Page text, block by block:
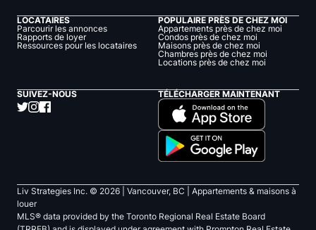
LOCATAIRES
Parcourir les annonces
Rapports de loyer
Ressources pour les locataires
POPULAIRE PRÈS DE CHEZ MOI
Appartements près de chez moi
Condos près de chez moi
Maisons près de chez moi
Chambres près de chez moi
Locations près de chez moi
SUIVEZ-NOUS TÉLÉCHARGER MAINTENANT
Liv Strategies Inc. © 2026 | Vancouver, BC |
Appartements & maisons à
louer
MLS® data provided by the Toronto Regional Real Estate Board